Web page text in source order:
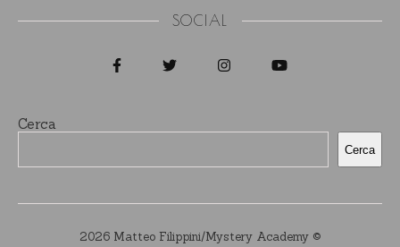
SOCIAL
Cerca
Cerca
2026 Matteo Filippini/Mystery Academy ©